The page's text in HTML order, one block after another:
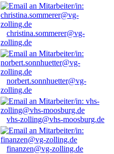
christina.sommerer@vg-
zolling.de
norbert.sonnhuetter@vg-
zolling.de
vhs-zolling@vhs-moosburg.de
finanzen@vg-zolling.de